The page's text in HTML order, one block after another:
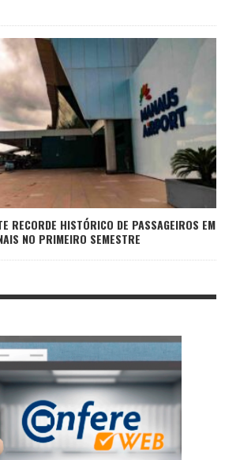
RECORDE HISTÓRICO DE PASSAGEIROS EM
NO PRIMEIRO SEMESTRE